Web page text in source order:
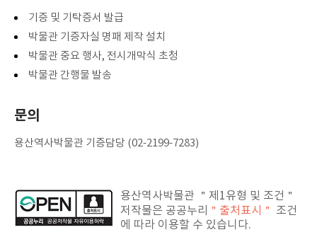
기증 및 기탁증서 발급
박물관 기증자실 명패 제작 설치
박물관 중요 행사, 전시개막식 초청
박물관 간행물 발송
문의
용산역사박물관 기증담당 (02-2199-7283)
용산역사박물관 ＂제1유형 및 조건＂
저작물은 공공누리 ＂출처표시＂
조건
에 따라 이용할 수 있습니다.